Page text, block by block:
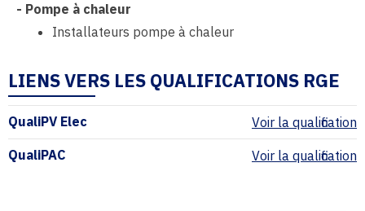
- Pompe à chaleur
Installateurs pompe à chaleur
LIENS VERS LES QUALIFICATIONS RGE
QualiPV Elec
Voir la qualification
QualiPAC
Voir la qualification